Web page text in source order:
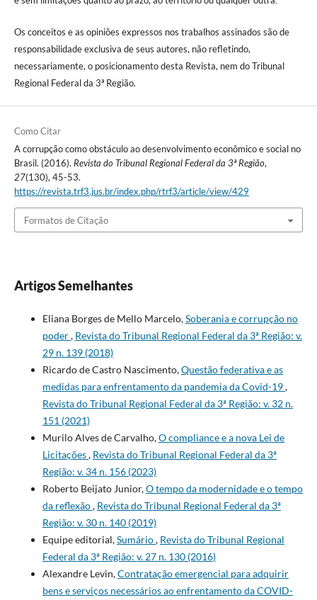
Os conceitos e as opiniões expressos nos trabalhos assinados são de
responsabilidade exclusiva de seus autores, não refletindo,
necessariamente, o posicionamento desta Revista, nem do Tribunal
Regional Federal da 3ª Região.
Como Citar
A corrupção como obstáculo ao desenvolvimento econômico e social no
Brasil. (2016). Revista do Tribunal Regional Federal da 3ª Região,
27(130), 45-53.
https://revista.trf3.jus.br/index.php/rtrf3/article/view/429
Formatos de Citação
Artigos Semelhantes
Eliana Borges de Mello Marcelo,Soberania e corrupção no
poder, Revista do Tribunal Regional Federal da 3ª Região: v.
29 n. 139 (2018)
Ricardo de Castro Nascimento,Questão federativa e as
medidas para enfrentamento da pandemia da Covid-19,
Revista do Tribunal Regional Federal da 3ª Região: v. 32 n.
151 (2021)
Murilo Alves de Carvalho,O compliance e a nova Lei de
Licitações, Revista do Tribunal Regional Federal da 3ª
Região: v. 34 n. 156 (2023)
Roberto Beijato Junior,O tempo da modernidade e o tempo
da reflexão, Revista do Tribunal Regional Federal da 3ª
Região: v. 30 n. 140 (2019)
Equipe editorial,Sumário, Revista do Tribunal Regional
Federal da 3ª Região: v. 27 n. 130 (2016)
Alexandre Levin,Contratação emergencial para adquirir
bens e serviços necessários ao enfrentamento da COVID-